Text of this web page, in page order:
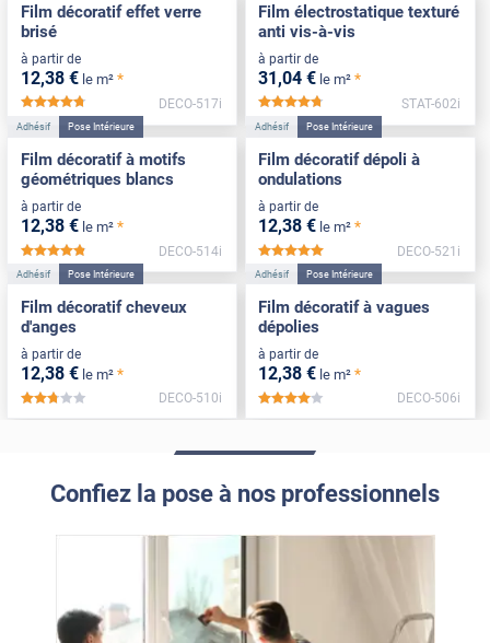
Film décoratif effet verre
brisé
à partir de
12,38 € le m² *
*****
DECO-517i
Film électrostatique texturé
anti vis-à-vis
à partir de
31 ,04 € le m² *
*****
STAT-602i
Adhésif Pose Intérieure
Film décoratif à motifs
géométriques blancs
à partir de
12,38 € le m² *
*****
DECO-514i
Adhésif Pose Intérieure
Film décoratif dépoli à
ondulations
à partir de
12,38 € le m² *
DECO-521i
Adhésif Pose Intérieure
Film décoratif cheveux
d'anges
à partir de
12,38 € le m² *
*****
DECO-510i
Adhésif Pose Intérieure
Film décoratif à vagues
dépolies
à partir de
12,38 € le m² *
*****
DECO-506i
Confiez la pose à nos professionnels